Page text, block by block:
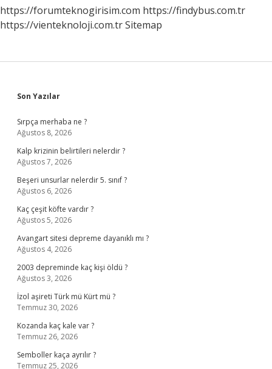
https://forumteknogirisim.com https://findybus.com.tr
https://vienteknoloji.com.trSitemap
Sidebar
Son Yazılar
Sırpça merhaba ne ?
Ağustos 8, 2026
Kalp krizinin belirtileri nelerdir ?
Ağustos 7, 2026
Beşeri unsurlar nelerdir 5. sınıf ?
Ağustos 6, 2026
Kaç çeşit köfte vardır ?
Ağustos 5, 2026
Avangart sitesi depreme dayanıklı mı ?
Ağustos 4, 2026
2003 depreminde kaç kişi öldü ?
Ağustos 3, 2026
İzol aşireti Türk mü Kürt mü ?
Temmuz 30, 2026
Kozanda kaç kale var ?
Temmuz 26, 2026
Semboller kaça ayrılır ?
Temmuz 25, 2026